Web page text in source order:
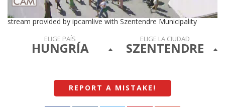
stream provided by ipcamlive with Szentendre Municipality
ELIGE PAÍS
HUNGRÍA
ELIGE LA CIUDAD
SZENTENDRE
REPORT A MISTAKE !